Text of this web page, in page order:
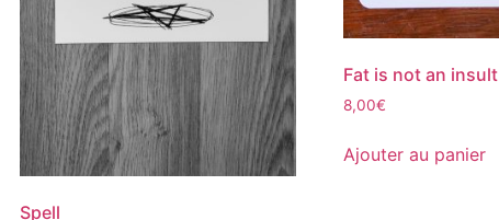
Spell
Fat is not an insult
8,00€
Ajouter au panier